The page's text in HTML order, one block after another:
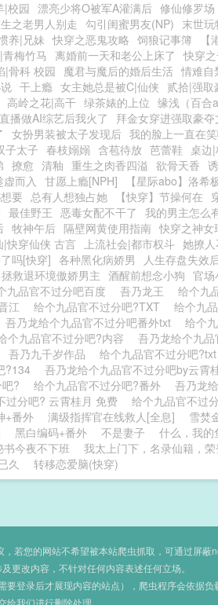
|校园 漂亮少将O被军A灌满后 修仙修罗场
之老男人别走 勾引闺蜜男友(NP) 末世
养|兄妹 快穿之恶鬼攻略 饲狼记事簿
梅竹马 离婚前一天和老公上床了 快穿
|骨科 校园 魔君与魔后的婚后生活 情难自
干上瘾 女主她总是被C|仙侠 贰拾|强取
高岭之花|高干 绿茶婊的上位 缘浅（百合
播做AI综艺后我火了 拜金女穿进强取豪夺
女扮男装被太子发现后 我的脸上一直在
子太子 春枝嫋嫋 含苞待放 芭蕾鞋 桌边
撩愈 清釉 重生之肉香四溢 欲骨天香
而入 甘愿上瘾[NPH] 【星际abo】洛希
要 总有人想独占她 【快穿】节操何在
最佳野王 恶毒女配不干了 我的男主怎么
牧神午后 隔壁网黄使用指南 快穿之神女
|快穿仙侠 古言 上流社会|都市权斗 她撩
吗[快穿] 各种黑化病娇男 人生存盘失效
拯救退环境傲娇男主 酒醒前想念小狗 官场
九品官不过分吧百度 吾乃龙王 给个九
江 给个九品官不过分吧?TXT 给个九
吾乃龙给个九品官不过分吧番外txt 给个
个九品官不过分吧?内容 吾乃龙给个九
吾乃九千岁作品 给个九品官不过分吧?txt
?134 吾乃龙给个九品官不过分吧by云霄
? 给个九品官不过分吧?番外 吾乃龙
过分吧? 云霄桂月 免费 给个九品官不过
+番外 满级指挥官在线救人[全息] 雪焚
黑白编码+番外 不是妻子 什么，我的
书今夜不下班 我太上门下，名录仙籍，
久 转移恋爱脑(快穿)
若您的网站不希望被本站爬虫抓取，可通过屏蔽
更改内容，不针对任何内容表述任何立场。
登录后才展现内容的站点），爬虫程序会依据负
我们进行删除处理。